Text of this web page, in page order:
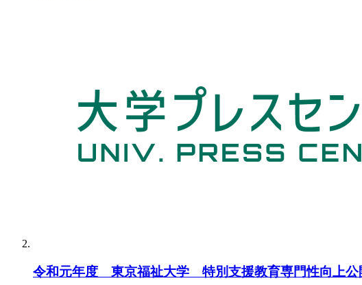
令和元年度 東京福祉大学 特別支援教育専門性向上公